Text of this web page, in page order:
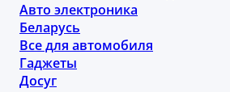
Авто электроника
Беларусь
Все для автомобиля
Гаджеты
Досуг